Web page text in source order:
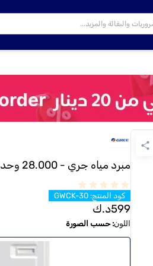
مبرد مياه جري - 28.000 وحدة حرارية بريطانية، سعة 2000 جالون
كود المنتج:
GWCK-30
599د.ك
اللون:حسب الصورة